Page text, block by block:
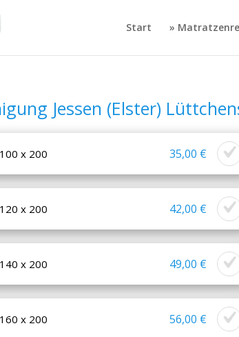
Start »
Jessen (Elster)
x 200 35,00 €
x 200 42,00 €
x 200 49,00 €
x 200 56,00 €